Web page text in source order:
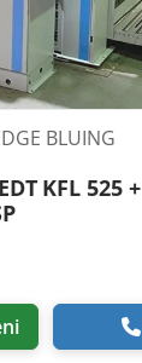
BLUING
KFL 525 +